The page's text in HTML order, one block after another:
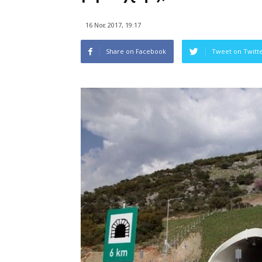
16 Νοε 2017, 19:17
Share on Facebook Tweet on